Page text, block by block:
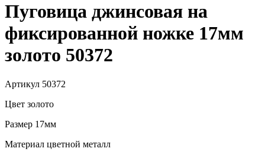
Пуговица джинсовая на
фиксированной ножке 17мм
золото 50372
Артикул 50372
Цвет золото
Размер 17мм
Материал цветной металл